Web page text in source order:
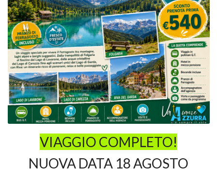
VIAGGIO COMPLETO!
NUOVA DATA 18 AGOSTO